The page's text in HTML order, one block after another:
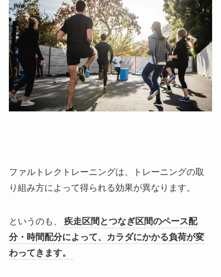
ファルトレクトレーニングは、トレーニングの取
り組み方によって得られる効果が異なります。
というのも、
疾走区間とつなぎ区間のペース配
分・時間配分によって、カラダにかかる負荷が変
わってきます。